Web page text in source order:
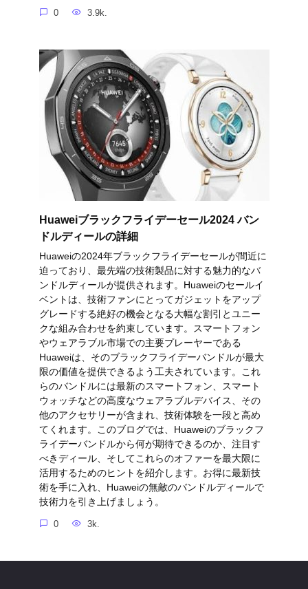
0 3.9k.
Huaweiブラックフライデーセール2024 バン
ドルディールの詳細
Huaweiの2024年ブラックフライデーセールが間近に
迫っており、最先端の技術製品に対する魅力的なバ
ンドルディールが提供されます。Huaweiのセールイ
ベントは、技術ファンにとってガジェットをアップ
グレードする絶好の機会となる大幅な割引とユニー
クな組み合わせを約束しています。スマートフォン
やウェアラブル市場での主要プレーヤーである
Huaweiは、そのブラックフライデーバンドルが最大
限の価値を提供できるよう工夫されています。これ
らのバンドルには最新のスマートフォン、スマート
ウォッチなどの高度なウェアラブルデバイス、その
他のアクセサリーが含まれ、技術体験を一段と高め
てくれます。このブログでは、Huaweiのブラックフ
ライデーバンドルから何が期待できるのか、注目す
べきディール、そしてこれらのオファーを最大限に
活用するためのヒントを紹介します。お得に最新技
術を手に入れ、Huaweiの無敵のバンドルディールで
技術力を引き上げましょう。
0 3k.